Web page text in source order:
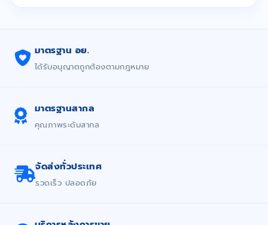
มาตรฐาน อย.
ได้รับอนุญาตถูกต้องตามกฎหมาย
มาตรฐานสากล
คุณภาพระดับสากล
จัดส่งทั่วประเทศ
รวดเร็ว ปลอดภัย